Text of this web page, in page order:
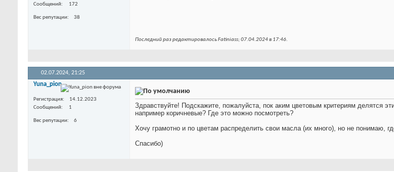
Сообщений
172
Вес репутации 38
Последний раз редактировалось Fatiniass; 07.04.2024 в 17:46.
02.07.2024, 21:25
Yuna_pion
Регистрация
14.12.2023
Сообщений
1
Вес репутации 6
Здравствуйте! Подскажите, пожалуйста, пок аким цветовым критериям
например коричневые? Где это можно посмотреть?
Хочу грамотно и по цветам распределить свои масла (их много), но не понимаю,
Спасибо)